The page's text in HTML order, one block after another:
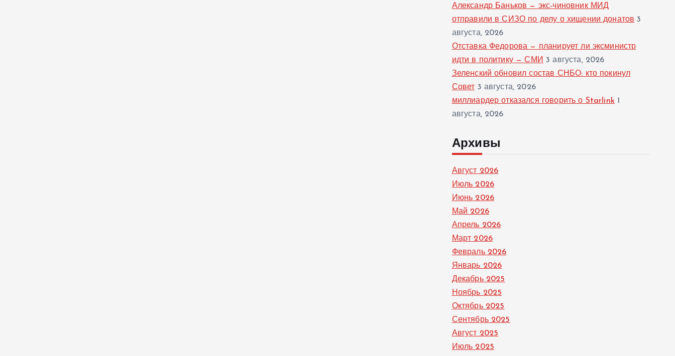
Александр Баньков — экс-чиновник МИД
отправили в СИЗО по делу о хищении донатов 3
августа, 2026
Отставка Федорова — планирует ли эксминистр
идти в политику — СМИ 3 августа, 2026
Зеленский обновил состав СНБО: кто покинул
Совет 3 августа, 2026
миллиардер отказался говорить о Starlink 1
августа, 2026
Архивы
Август 2026
Июль 2026
Июнь 2026
Май 2026
Апрель 2026
Март 2026
Февраль 2026
Январь 2026
Декабрь 2025
Ноябрь 2025
Октябрь 2025
Сентябрь 2025
Август 2025
Июль 2025